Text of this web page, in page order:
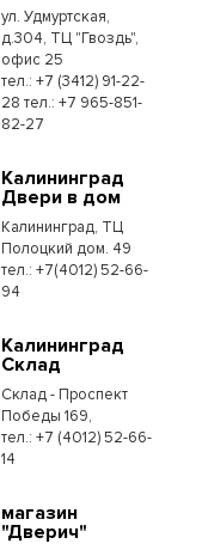
ул. Удмуртская,
д.304, ТЦ "Гвоздь",
офис 25
тел.: +7 (3412) 91-22-
28 тел.: +7 965-851-
82-27
Калининград
Двери в дом
Калининград, ТЦ
Полоцкий дом. 49
тел.: +7(4012) 52-66-
94
Калининград
Склад
Склад - Проспект
Победы 169,
тел.:​ +7 (4012) 52-66-
14
магазин
"Дверич"